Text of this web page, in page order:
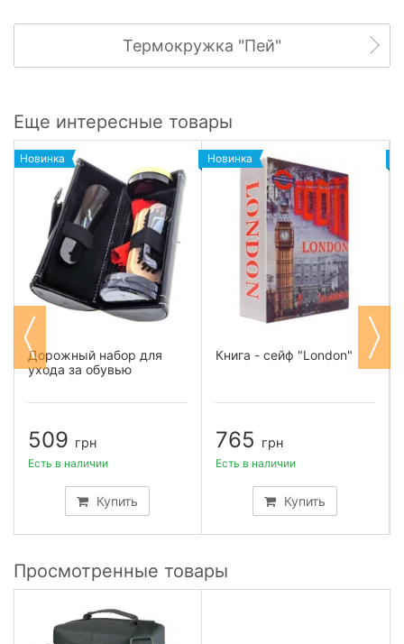
Термокружка "Пей"
Еще интересные товары
Новинка
Дорожный набор для
ухода за обувью
509 грн
Купить
Есть в наличии
Новинка
Книга - сейф "London"
765 грн
Купить
Есть в наличии
Просмотренные товары